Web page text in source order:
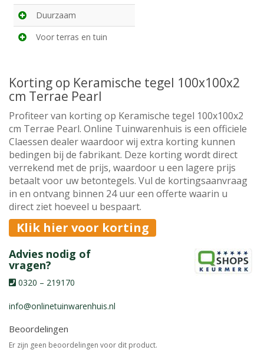
Duurzaam
Voor terras en tuin
Korting op Keramische tegel 100x100x2
cm Terrae Pearl
Profiteer van korting op Keramische tegel 100x100x2
cm Terrae Pearl. Online Tuinwarenhuis is een officiele
Claessen dealer waardoor wij extra korting kunnen
bedingen bij de fabrikant. Deze korting wordt direct
verrekend met de prijs, waardoor u een lagere prijs
betaalt voor uw betontegels. Vul de kortingsaanvraag
in en ontvang binnen 24 uur een offerte waarin u
direct ziet hoeveel u bespaart.
Klik hier voor korting
Advies nodig of
vragen?
0320 – 219170
info@onlinetuinwarenhuis.nl
Beoordelingen
Er zijn geen beoordelingen voor dit product.